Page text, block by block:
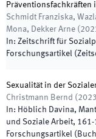
Präventionsfachkräften
Schmidt Franziska,
Mona, Dekker Arne (
In: Zeitschrift für
Forschungsartikel
Sexualität in der
Christmann Bernd ( 2023
In: Höblich Davina,
und Soziale Arbeit, 161-
Forschungsartikel